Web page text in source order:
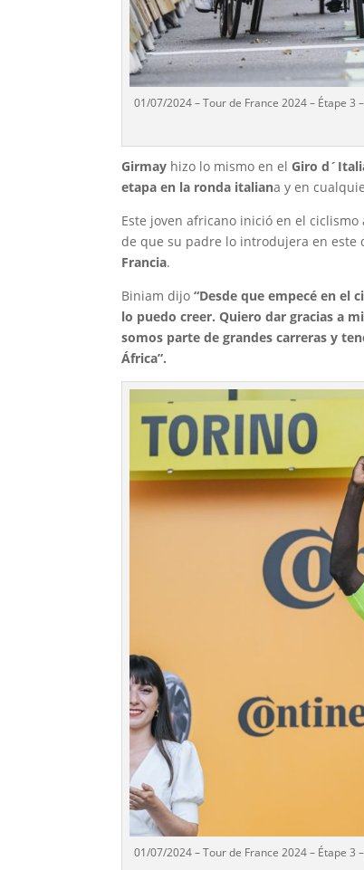
01/07/2024 – Tour de France 2024 – Étape 3
Girmay hizo lo mismo en elGiro
etapa en la ronda italiana y en
Este joven africano inició en el
de que su padre lo introdujera en
Francia.
Biniam dijo“Desde que empecé en el
lo puedo creer. Quiero dar gracias a
somos parte de grandes carreras y
África”.
01/07/2024 – Tour de France 2024 – Étape 3